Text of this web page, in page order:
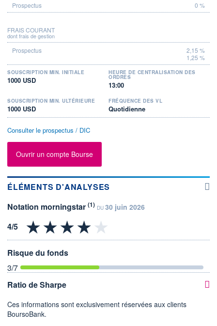
0 %
FRAIS COURANT
dont frais de gestion
2,15 %
1,25 %
SOUSCRIPTION MIN. INITIALE
1000 USD
HEURE DE CENTRALISATION DES
ORDRES
13:00
SOUSCRIPTION MIN. ULTÉRIEURE
1000 USD
FRÉQUENCE DES VL
Quotidienne
Consulter le prospectus / DIC
Ouvrir un compte Bourse
ÉLÉMENTS D'ANALYSES
Notation morningstar (1) DU 30 juin 2026
Risque du fonds
3/7
Ratio de Sharpe
Ces informations sont exclusivement réservées aux clients
BoursoBank.